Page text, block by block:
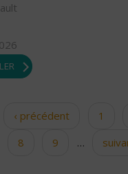
‹ précédent 1
8 9 …